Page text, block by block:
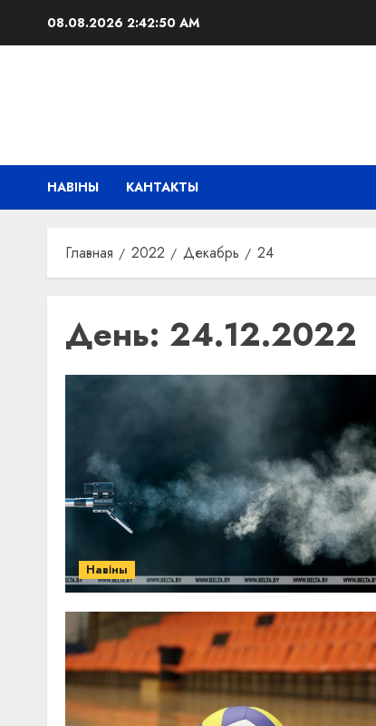
08.08.2026 2:42:51 AM
НАВІНЫ КАНТАКТЫ
Главная 2022 Декабрь 24
День: 24.12.2022
Навіны